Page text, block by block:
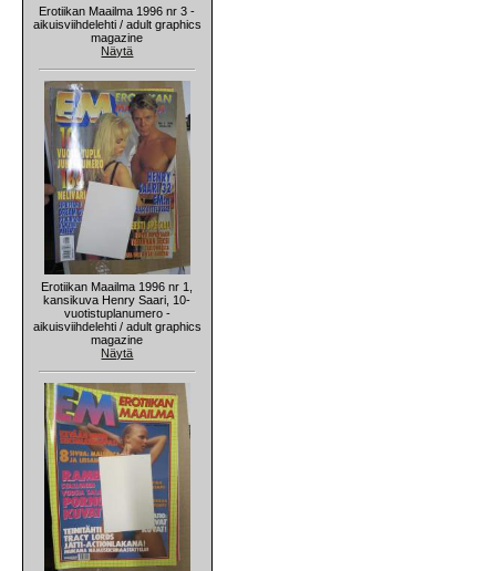
Erotiikan Maailma 1996 nr 3 -
aikuisviihdelehti / adult graphics
magazine
Näytä
Erotiikan Maailma 1996 nr 1,
kansikuva Henry Saari, 10-
vuotistuplanumero -
aikuisviihdelehti / adult graphics
magazine
Näytä